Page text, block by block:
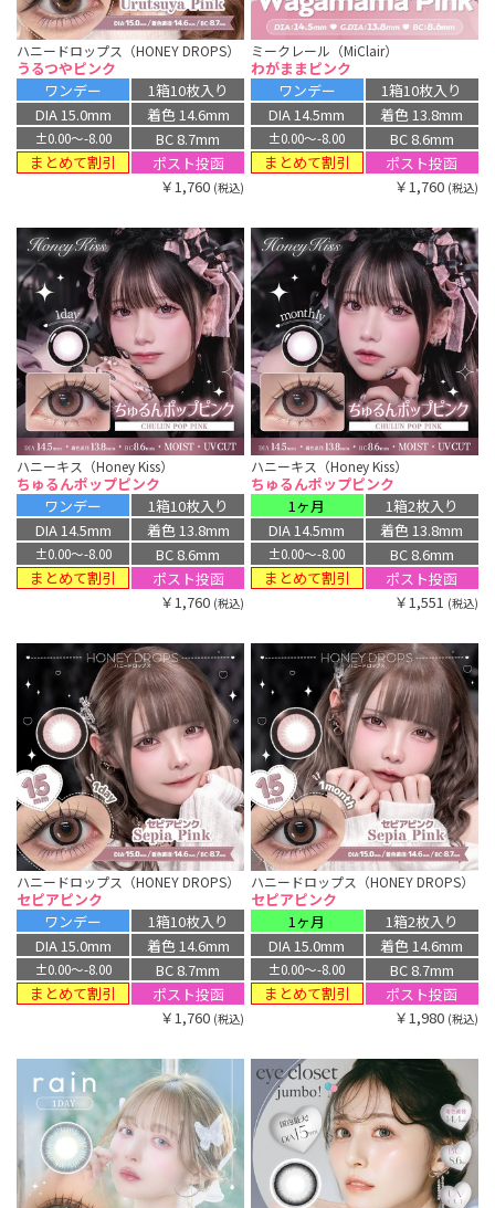
ハニードロップス（HONEY DROPS）
うるつやピンク
ワンデー
1箱10枚入り
DIA 15.0mm
着色 14.6mm
±0.00〜-8.00
BC 8.7mm
まとめて割引
ポスト投函
￥1,760 (税込)
ミークレール（MiClair）
わがままピンク
ワンデー
1箱10枚入り
DIA 14.5mm
着色 13.8mm
±0.00〜-8.00
BC 8.6mm
まとめて割引
ポスト投函
￥1,760 (税込)
ハニーキス（Honey Kiss）
ちゅるんポップピンク
ワンデー
1箱10枚入り
DIA 14.5mm
着色 13.8mm
±0.00〜-8.00
BC 8.6mm
まとめて割引
ポスト投函
￥1,760 (税込)
ハニーキス（Honey Kiss）
ちゅるんポップピンク
1ヶ月
1箱2枚入り
DIA 14.5mm
着色 13.8mm
±0.00〜-8.00
BC 8.6mm
まとめて割引
ポスト投函
￥1,551 (税込)
ハニードロップス（HONEY DROPS）
セピアピンク
ワンデー
1箱10枚入り
DIA 15.0mm
着色 14.6mm
±0.00〜-8.00
BC 8.7mm
まとめて割引
ポスト投函
￥1,760 (税込)
ハニードロップス（HONEY DROPS）
セピアピンク
1ヶ月
1箱2枚入り
DIA 15.0mm
着色 14.6mm
±0.00〜-8.00
BC 8.7mm
まとめて割引
ポスト投函
￥1,980 (税込)